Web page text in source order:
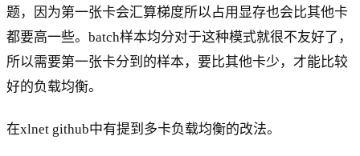
题，因为第一张卡会汇算梯度所以占用显存也会比其他卡
都要高一些。batch样本均分对于这种模式就很不友好了，
所以需要第一张卡分到的样本，要比其他卡少，才能比较
好的负载均衡。
在xlnet github中有提到多卡负载均衡的改法。